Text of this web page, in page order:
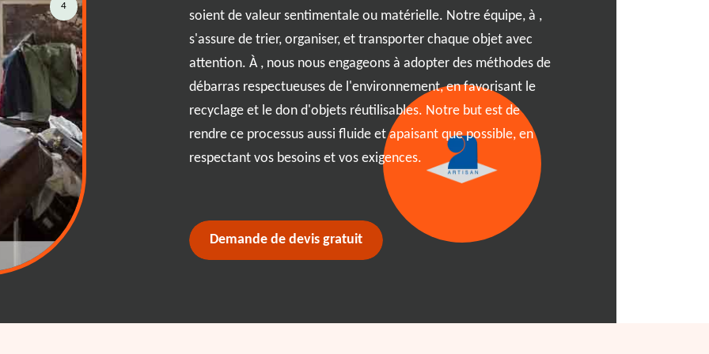
de ce qui encombre votre
Que vous soyez
déplaçons rapidement pour
aux vieux meubles,
est personnalisée, car
est unique. Faites confiance
et respectueux de votre
soient de valeur sentimentale ou matérielle. Notre équipe, à ,
s'assure de trier, organiser, et transporter chaque objet avec
attention. À , nous nous engageons à adopter des méthodes de
débarras respectueuses de l'environnement, en favorisant le
recyclage et le don d'objets réutilisables. Notre but est de
rendre ce processus aussi fluide et apaisant que possible, en
respectant vos besoins et vos exigences.
4
Demande de devis gratuit